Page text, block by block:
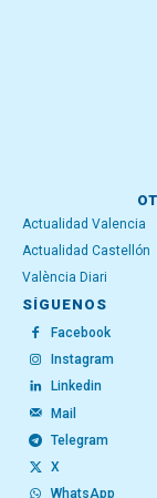
Actualidad Valencia
Actualidad Castellón
València Diari
SÍGUENOS
Facebook
Instagram
Linkedin
Mail
Telegram
X
WhatsApp